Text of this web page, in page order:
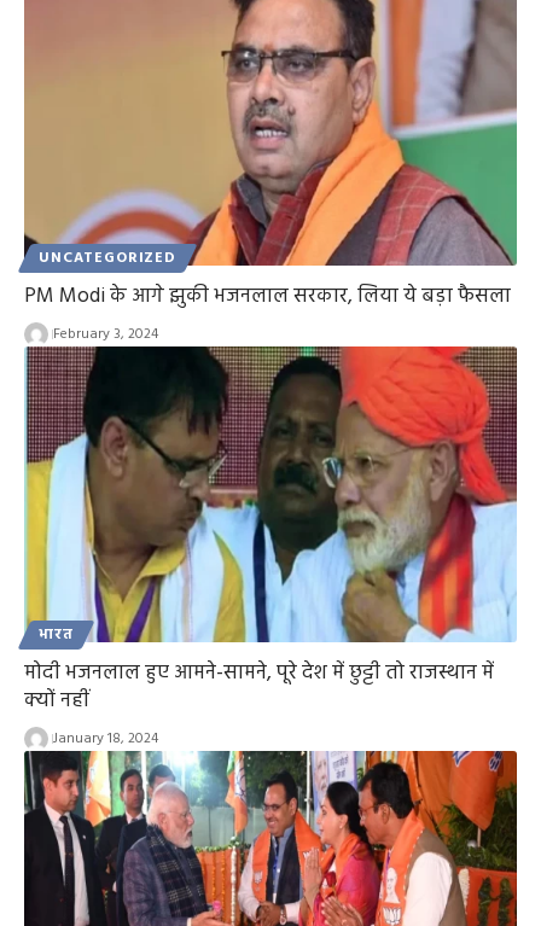
UNCATEGORIZED
PM Modi के आगे झुकी भजनलाल सरकार, लिया ये बड़ा फैसला
February 3, 2024
भारत
मोदी भजनलाल हुए आमने-सामने, पूरे देश में छुट्टी तो राजस्थान में
क्यों नहीं
January 18, 2024